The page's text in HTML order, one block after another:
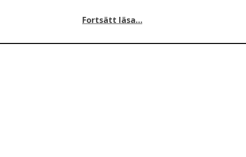
Fortsätt läsa…